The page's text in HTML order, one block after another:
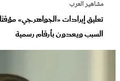
مشاهير العرب
تعليق إيرادات «الجواهرجي»
السبب ويعدون بأرقام رسمية